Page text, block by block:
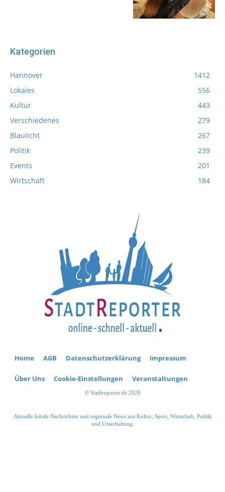
Kategorien
Hannover
1412
Lokales
556
Kultur
443
Verschiedenes
279
Blaulicht
267
Politik
239
Events
201
Wirtschaft
184
Home AGB Datenschutzerklärung Impressum
Über Uns Cookie-Einstellungen Veranstaltungen
© Stadtreporter.de 2026
Aktuelle lokale Nachrichten und regionale News aus Kultur, Sport, Wirtschaft, Politik
und Unterhaltung.